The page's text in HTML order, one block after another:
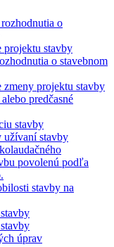
o
projektu stavby
o stavebnom
zmeny projektu stavby
predčasné
stavby
užívaní stavby
povolenú podľa
stavby na
úprav